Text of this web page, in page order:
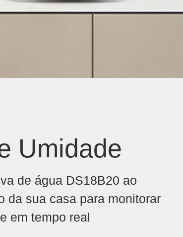
Umidade
de água DS18B20 ao
da sua casa para monitorar
em tempo real